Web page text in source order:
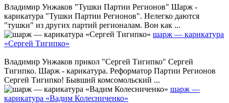
Владимир Унжаков "Тушки Партии Регионов" Шарж -
карикатура "Тушки Партии Регионов". Нелегко даются
"тушки" из других партий регионалам. Вон как ...
шарж — карикатура
«Сергей Тигипко»
Владимир Унжаков прикол "Сергей Тигипко" Сергей
Тигипко. Шарж - карикатура. Реформатор Партии Регионов
Сергей Тигипко! Бывший комсомольский ...
шарж —
карикатура «Вадим Колесниченко»